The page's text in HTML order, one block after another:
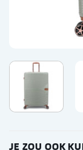
JE ZOU OOK